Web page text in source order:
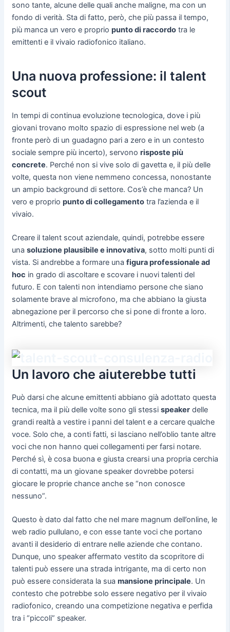
sono tante, alcune delle quali anche maligne, ma con un
fondo di verità. Sta di fatto, però, che più passa il tempo,
più manca un vero e proprio punto di raccordotra le
emittenti e il vivaio radiofonico italiano.
Una nuova professione: il talent
scout
In tempi di continua evoluzione tecnologica, dove i più
giovani trovano molto spazio di espressione nel web (a
fronte però di un guadagno pari a zero e in un contesto
sociale sempre più incerto), servono risposte più
concrete. Perché non si vive solo di gavetta e, il più delle
volte, questa non viene nemmeno concessa, nonostante
un ampio background di settore. Cos’è che manca? Un
vero e proprio punto di collegamentotra l’azienda e il
vivaio.
Creare il talent scout aziendale, quindi, potrebbe essere
una soluzione plausibile e innovativa, sotto molti punti di
vista. Si andrebbe a formare una figura professionale ad
hoc in grado di ascoltare e scovare i nuovi talenti del
futuro. E con talenti non intendiamo persone che siano
solamente brave al microfono, ma che abbiano la giusta
abnegazione per il percorso che si pone di fronte a loro.
Altrimenti, che talento sarebbe?
Un lavoro che aiuterebbe tutti
Può darsi che alcune emittenti abbiano già adottato questa
tecnica, ma il più delle volte sono gli stessi speakerdelle
grandi realtà a vestire i panni del talent e a cercare qualche
voce. Solo che, a conti fatti, si lasciano nell’oblio tante altre
voci che non hanno quei collegamenti per farsi notare.
Perché sì, è cosa buona e giusta crearsi una propria cerchia
di contatti, ma un giovane speaker dovrebbe potersi
giocare le proprie chance anche se “non conosce
nessuno”.
Questo è dato dal fatto che nel mare magnum dell’online, le
web radio pullulano, e con esse tante voci che portano
avanti il desiderio di entrare nelle aziende che contano.
Dunque, uno speaker affermato vestito da scopritore di
talenti può essere una strada intrigante, ma di certo non
può essere considerata la sua mansione principale. Un
contesto che potrebbe solo essere negativo per il vivaio
radiofonico, creando una competizione negativa e perfida
tra i “piccoli” speaker.